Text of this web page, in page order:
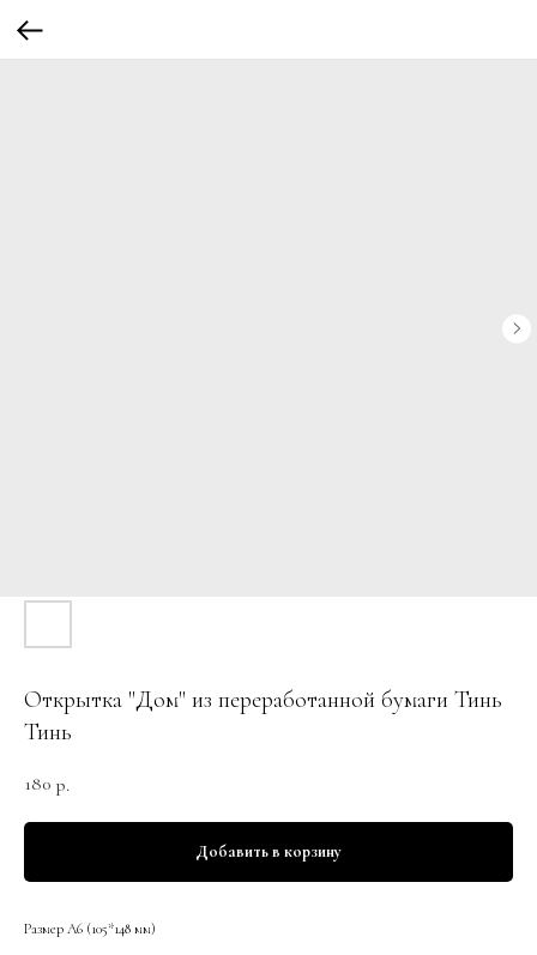
Открытка "Дом" из переработанной бумаги Тинь
Тинь
180 р.
Добавить в корзину
Размер А6 (105*148 мм)